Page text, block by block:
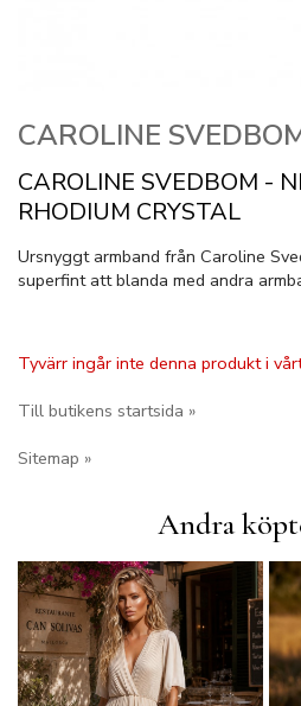
CAROLINE
CAROLINE SVEDBOM -
RHODIUM CRYSTAL
Ursnyggt armband från Caroline
superfint att blanda med andra
Tyvärr ingår inte denna produkt i
Till butikens startsida »
Sitemap »
Andra